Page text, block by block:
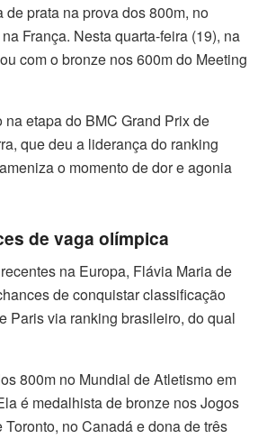
de prata na prova dos 800m, no
França. Nesta quarta-feira (19), na
com o bronze nos 600m do Meeting
na etapa do BMC Grand Prix de
que deu a liderança do ranking
o momento de dor e agonia
de vaga olímpica
na Europa, Flávia Maria de
de conquistar classificação
Paris via ranking brasileiro, do qual
800m no Mundial de Atletismo em
é medalhista de bronze nos Jogos
no Canadá e dona de três